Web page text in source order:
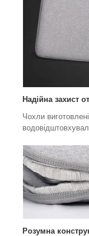
Надійна захист
Чохли
Розумна